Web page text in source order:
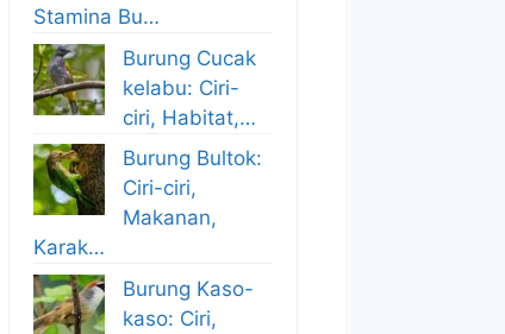
Stamina Bu…
Burung Cucak
kelabu: Ciri-
ciri, Habitat,…
Burung Bultok:
Ciri-ciri,
Makanan,
Karak…
Burung Kaso-
kaso: Ciri,